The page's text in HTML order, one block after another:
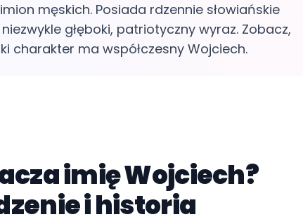
męskich. Posiada rdzennie słowiańskie
głęboki, patriotyczny wyraz. Zobacz,
charakter ma współczesny Wojciech.
imię Wojciech?
i historia